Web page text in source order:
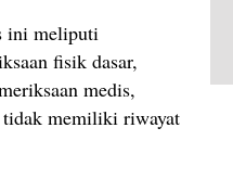
ini meliputi
fisik dasar,
medis,
tidak memiliki riwayat